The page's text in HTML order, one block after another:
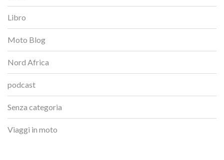
Libro
Moto Blog
Nord Africa
podcast
Senza categoria
Viaggi in moto